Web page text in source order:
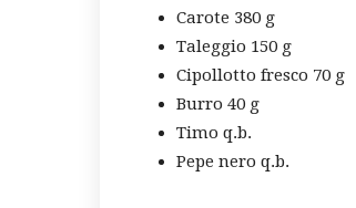
Carote 380 g
Taleggio 150 g
Cipollotto fresco 70 g
Burro 40 g
Timo q.b.
Pepe nero q.b.